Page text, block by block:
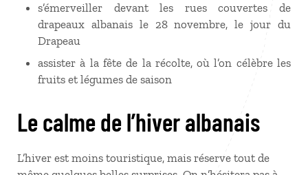
s’émerveiller devant les rues couvertes de
drapeaux albanais le 28 novembre, le jour du
Drapeau
assister à la fête de la récolte, où l’on célèbre les
fruits et légumes de saison
Le calme de l’hiver albanais
L’hiver est moins touristique, mais réserve tout de